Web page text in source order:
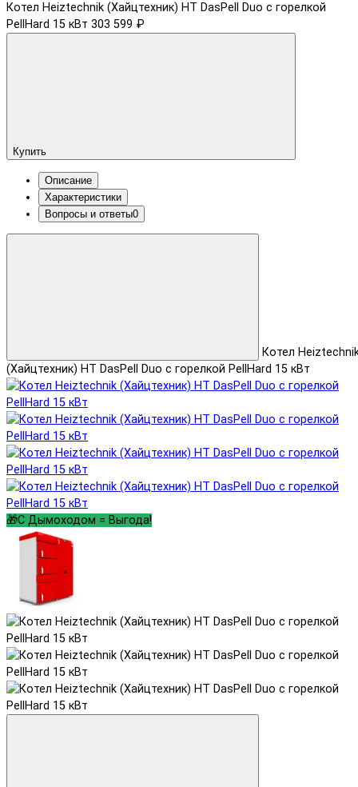
Котел Heiztechnik (Хайцтехник) HT DasPell Duo с горелкой
PellHard 15 кВт 303 599 ₽
Купить
Описание
Характеристики
Вопросы и ответы0
Котел
(Хайцтехник) HT DasPell Duo с горелкой PellHard 15 кВт
🎁С Дымоходом = Выгода!